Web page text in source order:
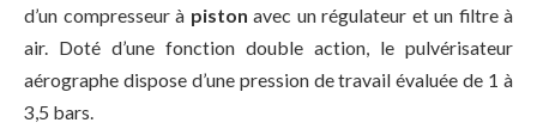
d’un compresseur à piston avec un régulateur et un filtre à
air. Doté d’une fonction double action, le pulvérisateur
aérographe dispose d’une pression de travail évaluée de 1 à
3,5 bars.